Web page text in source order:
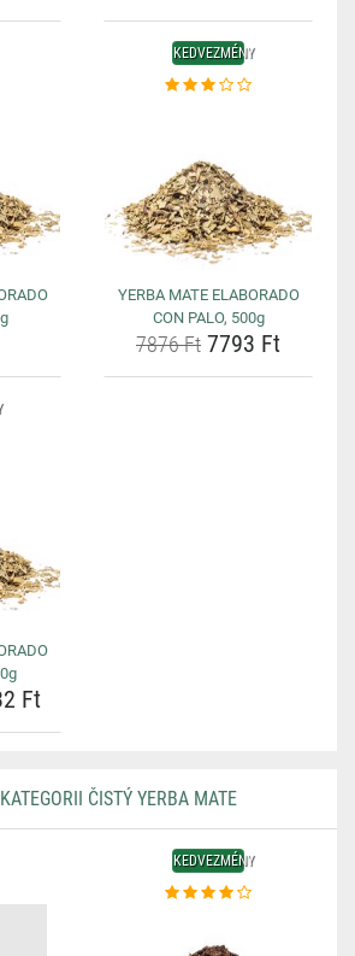
KEDVEZMÉNY
YERBA MATE ELABORADO
CON PALO, 500g
7876 Ft 7793 Ft
Ft
ČISTÝ YERBA MATE
KEDVEZMÉNY